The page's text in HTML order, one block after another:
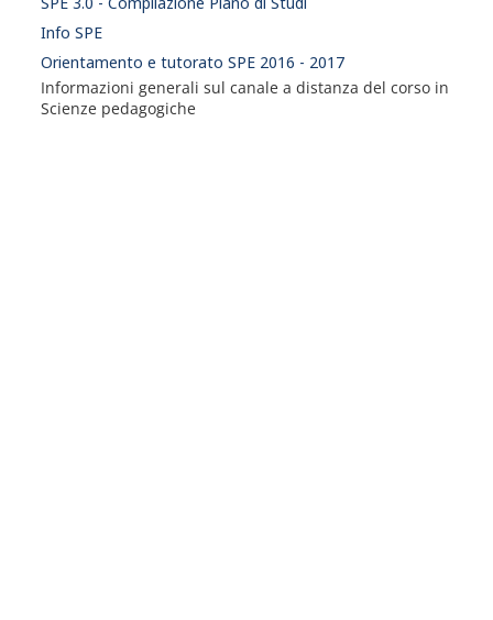
Info SPE
Orientamento e tutorato SPE 2016 - 2017
Informazioni generali sul canale a distanza del corso in
Scienze pedagogiche